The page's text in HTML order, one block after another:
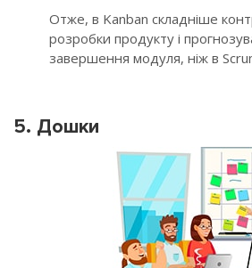
Отже, в Kanban складніше
розробки продукту і
завершення модуля, ніж в
5. Дошки